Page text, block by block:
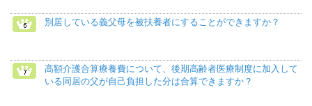
別居している義父母を被扶養者にすることができますか？
高額介護合算療養費について、後期高齢者医療制度に加入して
いる同居の父が自己負担した分は合算できますか？